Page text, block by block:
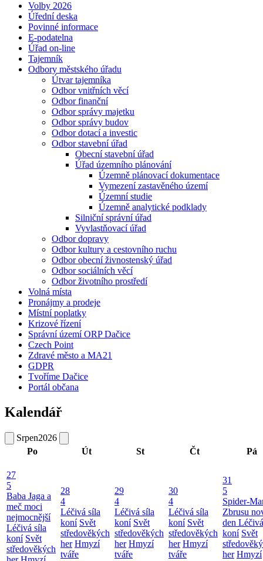
Volby 2026
Úřední deska
Povinné informace
E-podatelna
Úřad on-line
Tajemník
Odbory městského úřadu
Útvar tajemníka
Odbor vnitřních věcí
Odbor finanční
Odbor správy majetku
Odbor správy budov
Odbor dotací a investic
Odbor stavební úřad
Obecní stavební úřad
Úřad územního plánování
Územně plánovací dokumentace
Vymezení zastavěného území
Územní studie
Územně analytické podklady
Silniční správní úřad
Vyvlastňovací úřad
Odbor dopravy
Odbor kultury a cestovního ruchu
Odbor obecní živnostenský úřad
Odbor sociálních věcí
Odbor životního prostředí
Volná místa
Pronájmy a prodeje
Místní poplatky
Krizové řízení
Správní území ORP Dačice
Czech Point
Zdravé město a MA21
GDPR
Tvoříme Dačice
Portál občana
Kalendář
Srpen2026
Po
Út St Čt Pá
27
5
Baba Jaga a
meč moci
nejmocnější
Léčivá síla
koní Svět
středověkých
28
4
Léčivá síla
koní Svět
středověkých
her Hmyzí
tváře
29
4
Léčivá síla
koní Svět
středověkých
her Hmyzí
tváře
30
4
Léčivá síla
koní Svět
středověkých
her Hmyzí
tváře
31
5
Spider-
Zbrusu
den
koní Svět
her Hmyzí